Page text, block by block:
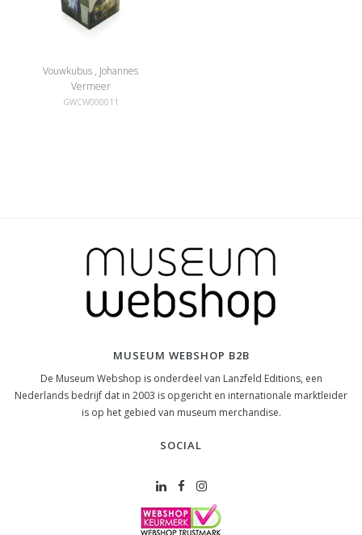
Vouwkubus , Johannes
Vermeer
GWCW000011
MUSEUM WEBSHOP B2B
De Museum Webshop is onderdeel van Lanzfeld Editions, een
Nederlands bedrijf dat in 2003 is opgericht en internationale marktleider
is op het gebied van museum merchandise.
SOCIAL